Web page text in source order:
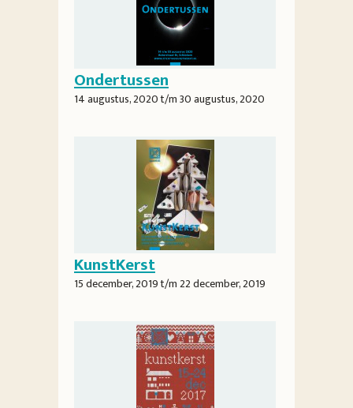
Ondertussen
14 augustus, 2020t/m30 augustus, 2020
KunstKerst
15 december, 2019t/m22 december, 2019